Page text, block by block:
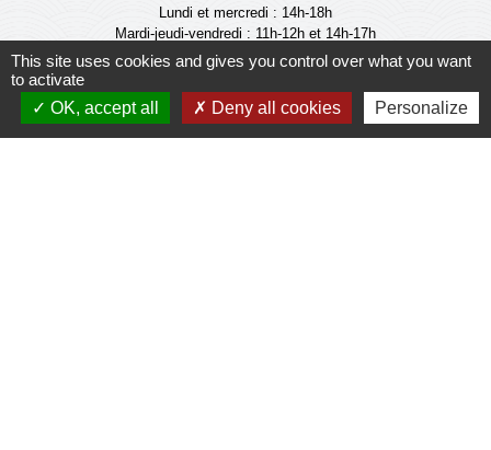
Lundi et mercredi : 14h-18h
Mardi-jeudi-vendredi : 11h-12h et 14h-17h
Le Maire et les adjoints reçoivent sur RDV
Ouverture de l'agence communale postale
Lundi et mardi: 14h-16h
Mercredi :14h-18h
This site uses cookies and gives you control over what you want
to activate
OK, accept all
Deny all cookies Personalize